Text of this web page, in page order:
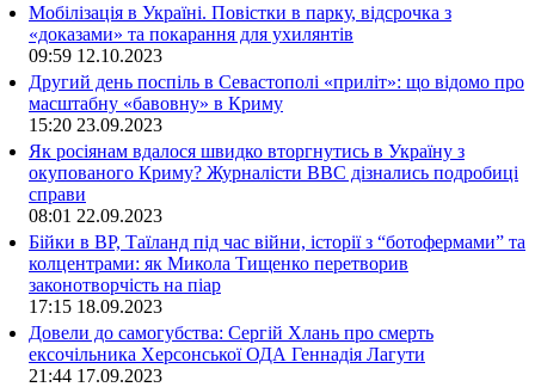
Мобілізація в Україні. Повістки в парку, відсрочка з
«доказами» та покарання для ухилянтів
09:59 12.10.2023
Другий день поспіль в Севастополі «приліт»: що відомо про
масштабну «бавовну» в Криму
15:20 23.09.2023
Як росіянам вдалося швидко вторгнутись в Україну з
окупованого Криму? Журналісти ВВС дізнались подробиці
справи
08:01 22.09.2023
Бійки в ВР, Таїланд під час війни, історії з “ботофермами” та
колцентрами: як Микола Тищенко перетворив
законотворчість на піар
17:15 18.09.2023
Довели до самогубства: Сергій Хлань про смерть
ексочільника Херсонської ОДА Геннадія Лагути
21:44 17.09.2023